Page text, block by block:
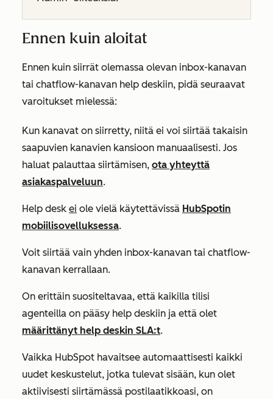
Ennen kuin aloitat
Ennen kuin siirrät olemassa olevan inbox-kanavan
tai chatflow-kanavan help deskiin, pidä seuraavat
varoitukset mielessä:
Kun kanavat on siirretty, niitä ei voi siirtää takaisin
saapuvien kanavien kansioon manuaalisesti. Jos
haluat palauttaa siirtämisen, ota yhteyttä
asiakaspalveluun.
Help desk ei ole vielä käytettävissä HubSpotin
mobiilisovelluksessa.
Voit siirtää vain yhden inbox-kanavan tai chatflow-
kanavan kerrallaan.
On erittäin suositeltavaa, että kaikilla tilisi
agenteilla on pääsy help deskiin ja että olet
määrittänyt help deskin SLA:t.
Vaikka HubSpot havaitsee automaattisesti kaikki
uudet keskustelut, jotka tulevat sisään, kun olet
aktiivisesti siirtämässä postilaatikkoasi, on